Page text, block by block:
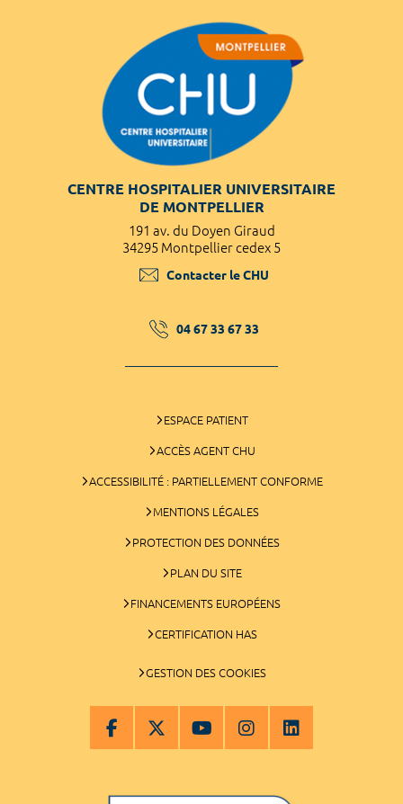
CENTRE HOSPITALIER UNIVERSITAIRE
DE MONTPELLIER
191 av. du Doyen Giraud
34295 Montpellier cedex 5
Contacter le CHU
04 67 33 67 33
ESPACE PATIENT
ACCÈS AGENT CHU
ACCESSIBILITÉ : PARTIELLEMENT CONFORME
MENTIONS LÉGALES
PROTECTION DES DONNÉES
PLAN DU SITE
FINANCEMENTS EUROPÉENS
CERTIFICATION HAS
GESTION DES COOKIES